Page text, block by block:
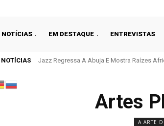
NOTÍCIAS EM DESTAQUE ENTREVISTAS
Jazz Regressa A Abuja E Mostra Raízes
Chad Le Clos Entre O Recorde E A Tragédia
Artes
A ARTE